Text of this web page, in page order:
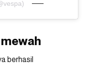
berhasil